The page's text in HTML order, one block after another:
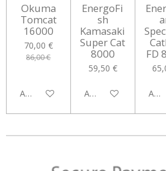
Okuma
Tomcat
16000
70,00 €
86,00 €
Aggiungi al carrello
EnergoFi
sh
Kamasaki
Super Cat
8000
59,50 €
Aggiungi al carrello
FD